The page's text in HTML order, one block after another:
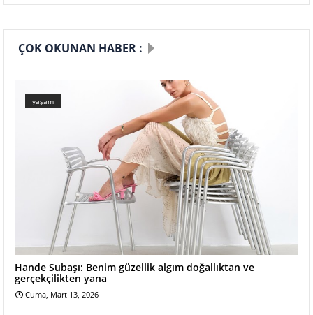
ÇOK OKUNAN HABER :
yaşam
Hande Subaşı: Benim güzellik algım doğallıktan ve
gerçekçilikten yana
Cuma, Mart 13, 2026